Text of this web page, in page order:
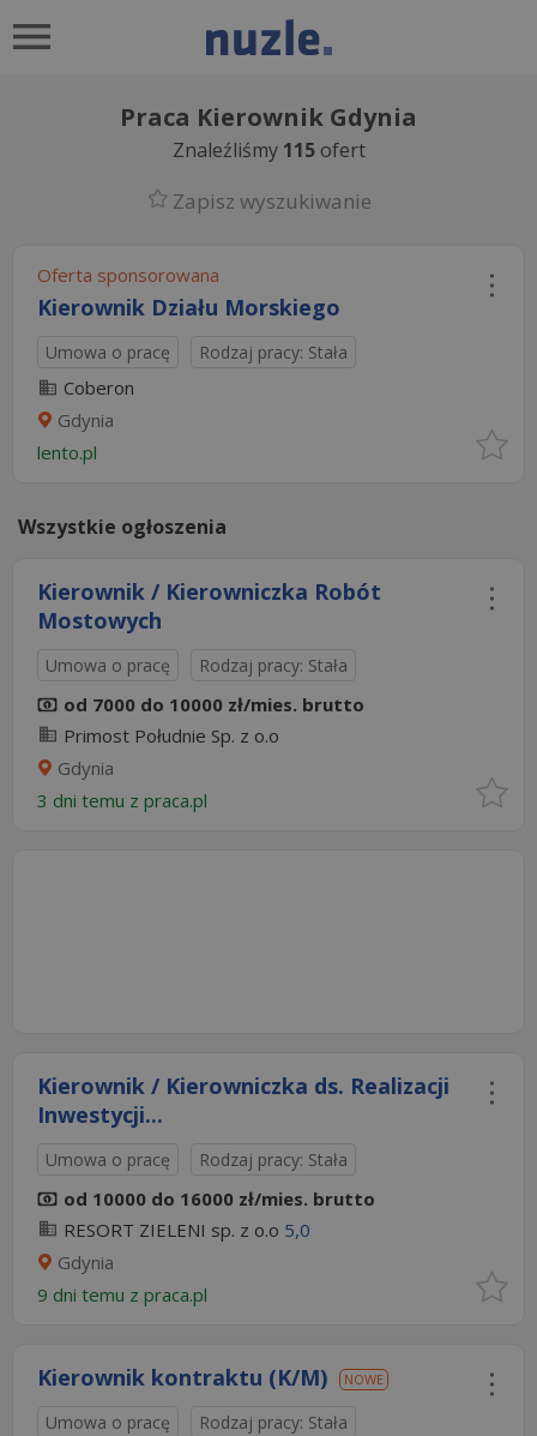
Praca Kierownik Gdynia
Znaleźliśmy 115ofert
Zapisz wyszukiwanie
Oferta sponsorowana
Kierownik Działu Morskiego
Umowa o pracę Rodzaj pracy: Stała
Coberon
Gdynia
lento.pl
Wszystkie ogłoszenia
Kierownik / Kierowniczka Robót
Mostowych
Umowa o pracę Rodzaj pracy: Stała
od 7000 do 10000 zł/mies. brutto
Primost Południe Sp. z o.o
Gdynia
3 dni temu z praca.pl
Kierownik / Kierowniczka ds. Realizacji
Inwestycji...
Umowa o pracę Rodzaj pracy: Stała
od 10000 do 16000 zł/mies. brutto
RESORT ZIELENI sp. z o.o 5,0
Gdynia
9 dni temu z praca.pl
Kierownik kontraktu (K/M) NOWE
Umowa o pracę Rodzaj pracy: Stała